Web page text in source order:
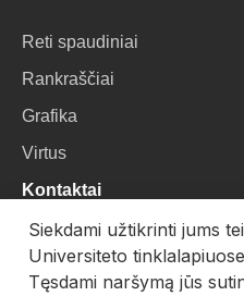
Reti spaudiniai
Rankraščiai
Grafika
Virtus
Kontaktai
VU Biblioteka
Universiteto g. 3, LT-01122,
Siekdami užtikrinti jums
Universiteto
Tęsdami naršymą jūs